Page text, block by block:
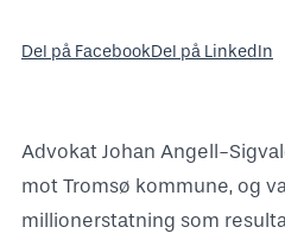
Del på FacebookDel på LinkedIn
Advokat Johan Angell-
mot Tromsø kommune, og
millionerstatning som